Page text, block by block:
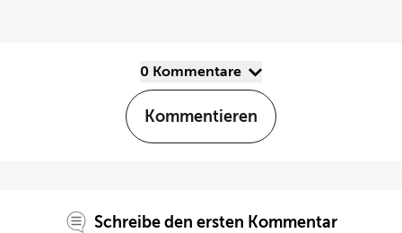
0 Kommentare
Kommentieren
Schreibe den ersten Kommentar